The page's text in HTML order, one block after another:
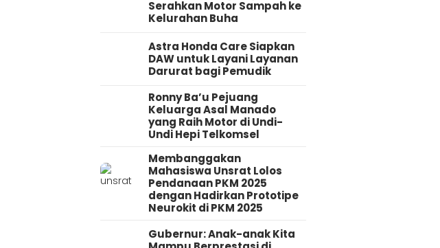
Serahkan Motor Sampah ke
Kelurahan Buha
Astra Honda Care Siapkan
DAW untuk Layani Layanan
Darurat bagi Pemudik
Ronny Ba’u Pejuang
Keluarga Asal Manado
yang Raih Motor di Undi-
Undi Hepi Telkomsel
Membanggakan
Mahasiswa Unsrat Lolos
Pendanaan PKM 2025
dengan Hadirkan Prototipe
Neurokit di PKM 2025
Gubernur: Anak-anak Kita